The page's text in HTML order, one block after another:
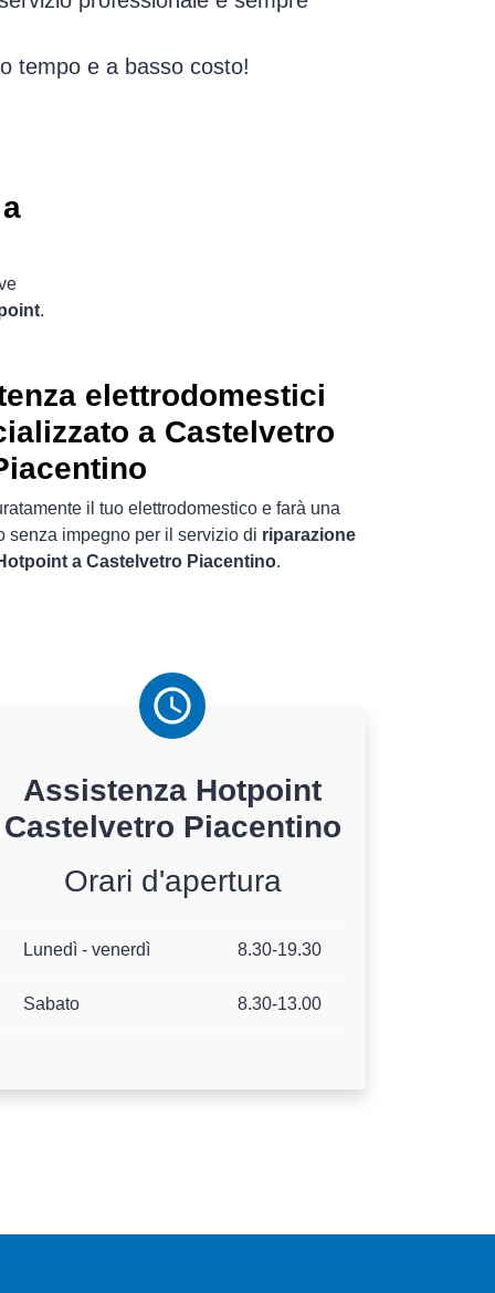
tempo e a basso costo!
.
elettrodomestici
a Castelvetro
il tuo elettrodomestico e farà una
senza impegno per il servizio di riparazione
a Castelvetro Piacentino.
Assistenza Hotpoint
Castelvetro Piacentino
Orari d'apertura
Lunedì - venerdì 8.30-19.30
Sabato 8.30-13.00